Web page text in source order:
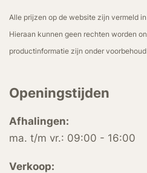
Alle prijzen op de website zijn vermeld in
Hieraan kunnen geen rechten worden
productinformatie zijn onder
Openingstijden
Afhalingen:
ma. t/m vr.: 09:00 - 16:00
Verkoop: